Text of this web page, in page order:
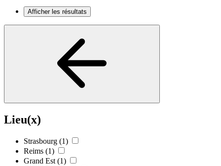
Afficher les résultats
Lieu(x)
Strasbourg (1)
Reims (1)
Grand Est (1)